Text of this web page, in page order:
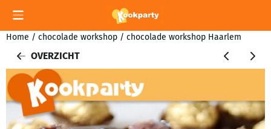
Cookievoorkeuren zijn momenteel gesloten.
Home / chocolade workshop / chocolade workshop Haarlem
OVERZICHT